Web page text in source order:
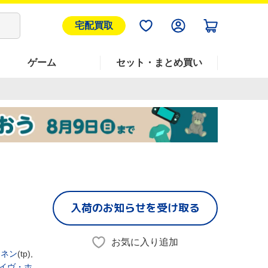
宅配買取
ゲーム セット・まとめ買い
ン(tp),
入荷のお知らせを受け取る
お気に入り追加